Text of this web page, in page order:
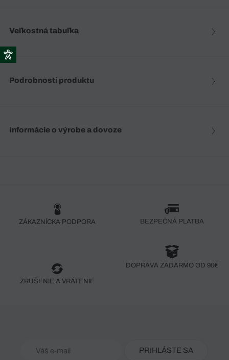
Veľkostná tabuľka
Podrobnosti produktu
Informácie o výrobe a dovoze
ZÁKAZNÍCKA PODPORA BEZPEČNÁ PLATBA
ZRUŠENIE A VRÁTENIE
DOPRAVA ZADARMO OD 90€
PRIHLÁSTE SA